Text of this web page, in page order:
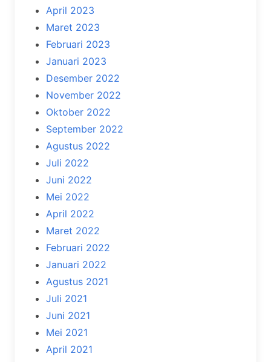
April 2023
Maret 2023
Februari 2023
Januari 2023
Desember 2022
November 2022
Oktober 2022
September 2022
Agustus 2022
Juli 2022
Juni 2022
Mei 2022
April 2022
Maret 2022
Februari 2022
Januari 2022
Agustus 2021
Juli 2021
Juni 2021
Mei 2021
April 2021